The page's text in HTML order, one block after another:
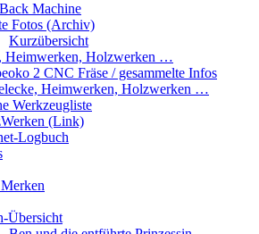
Machine
Fotos (Archiv)
Kurzübersicht
Heimwerken, Holzwerken …
2 CNC Fräse / gesammelte Infos
Heimwerken, Holzwerken …
Werkzeugliste
(Link)
Logbuch
Übersicht